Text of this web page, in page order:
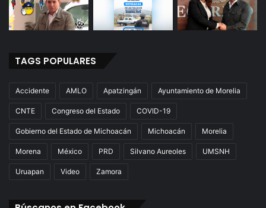
TAGS POPULARES
Accidente AMLO Apatzingán Ayuntamiento de Morelia
CNTE Congreso del Estado COVID-19
Gobierno del Estado de Michoacán Michoacán Morelia
Morena México PRD Silvano Aureoles UMSNH
Uruapan Video Zamora